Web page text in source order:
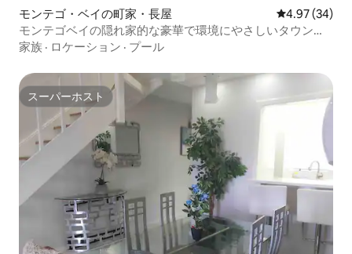
モンテゴ・ベイの町家・長屋 レビュー34
4.97 (34)
モンテゴベイの隠れ家的な豪華で環境にやさしいタウンハ
ウス
家族 · ロケーション · プール
スーパーホスト
スーパーホスト